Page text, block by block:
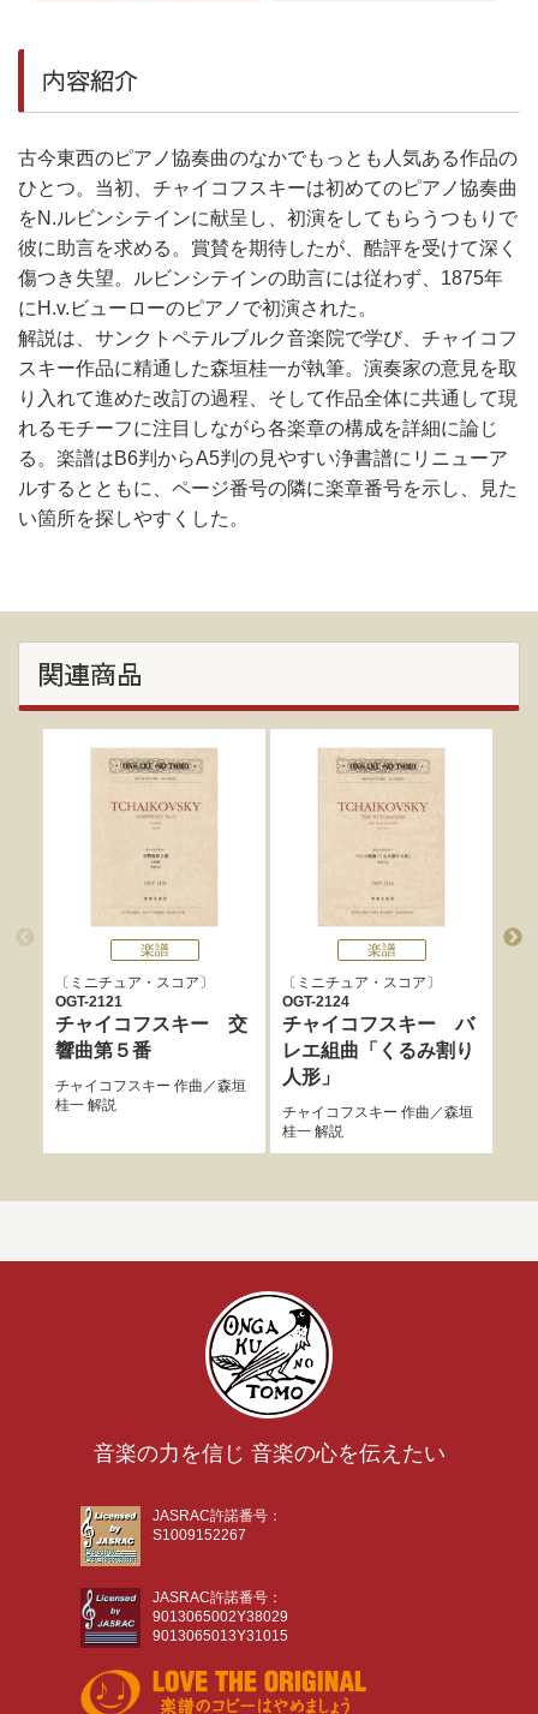
内容紹介
古今東西のピアノ協奏曲のなかでもっとも人気ある作品の
ひとつ。当初、チャイコフスキーは初めてのピアノ協奏曲
をN.ルビンシテインに献呈し、初演をしてもらうつもりで
彼に助言を求める。賞賛を期待したが、酷評を受けて深く
傷つき失望。ルビンシテインの助言には従わず、1875年
にH.v.ビューローのピアノで初演された。
解説は、サンクトペテルブルク音楽院で学び、チャイコフ
スキー作品に精通した森垣桂一が執筆。演奏家の意見を取
り入れて進めた改訂の過程、そして作品全体に共通して現
れるモチーフに注目しながら各楽章の構成を詳細に論じ
る。楽譜はB6判からA5判の見やすい浄書譜にリニューア
ルするとともに、ページ番号の隣に楽章番号を示し、見た
い箇所を探しやすくした。
関連商品
楽譜
ミニチュア・スコア
OGT-2121
チャイコフスキー 交
響曲第５番
チャイコフスキー 作曲／森垣
桂一解説
楽譜
ミニチュア・スコア
OGT-2124
チャイコフスキー バ
レエ組曲「くるみ割り
人形」
チャイコフスキー 作曲／森垣
桂一解説
音楽の力を信じ 音楽の心を伝えたい
JASRAC許諾番号：
S1009152267
JASRAC許諾番号：
9013065002Y38029
9013065013Y31015